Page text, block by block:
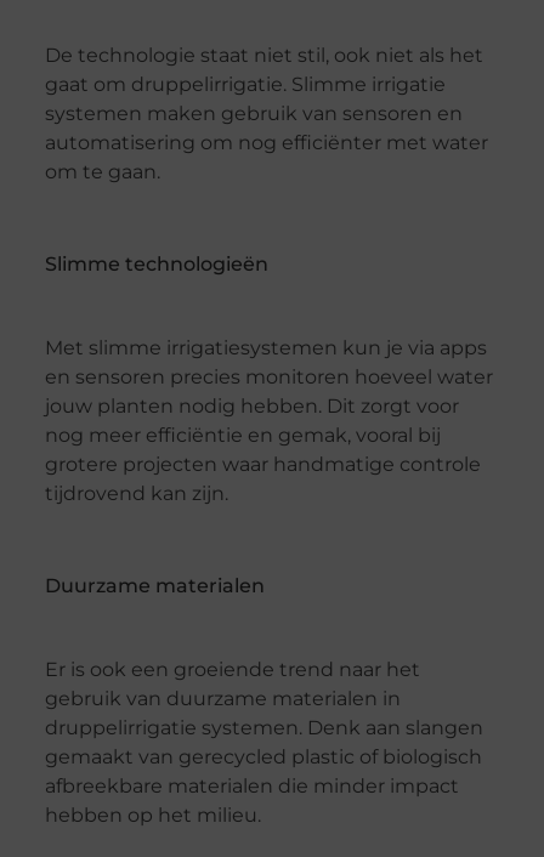
De technologie staat niet stil, ook niet als het
gaat om druppelirrigatie. Slimme irrigatie
systemen maken gebruik van sensoren en
automatisering om nog efficiënter met water
om te gaan.
Slimme technologieën
Met slimme irrigatiesystemen kun je via apps
en sensoren precies monitoren hoeveel water
jouw planten nodig hebben. Dit zorgt voor
nog meer efficiëntie en gemak, vooral bij
grotere projecten waar handmatige controle
tijdrovend kan zijn.
Duurzame materialen
Er is ook een groeiende trend naar het
gebruik van duurzame materialen in
druppelirrigatie systemen. Denk aan slangen
gemaakt van gerecycled plastic of biologisch
afbreekbare materialen die minder impact
hebben op het milieu.